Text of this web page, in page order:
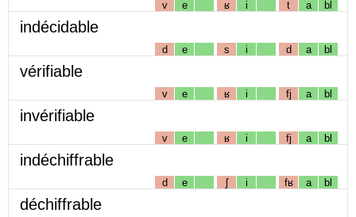
v e ʁ i t a bl
indécidable
d e s i d a bl
vérifiable
v e ʁ i fj a bl
invérifiable
v e ʁ i fj a bl
indéchiffrable
d e ʃ i fʁ a bl
déchiffrable